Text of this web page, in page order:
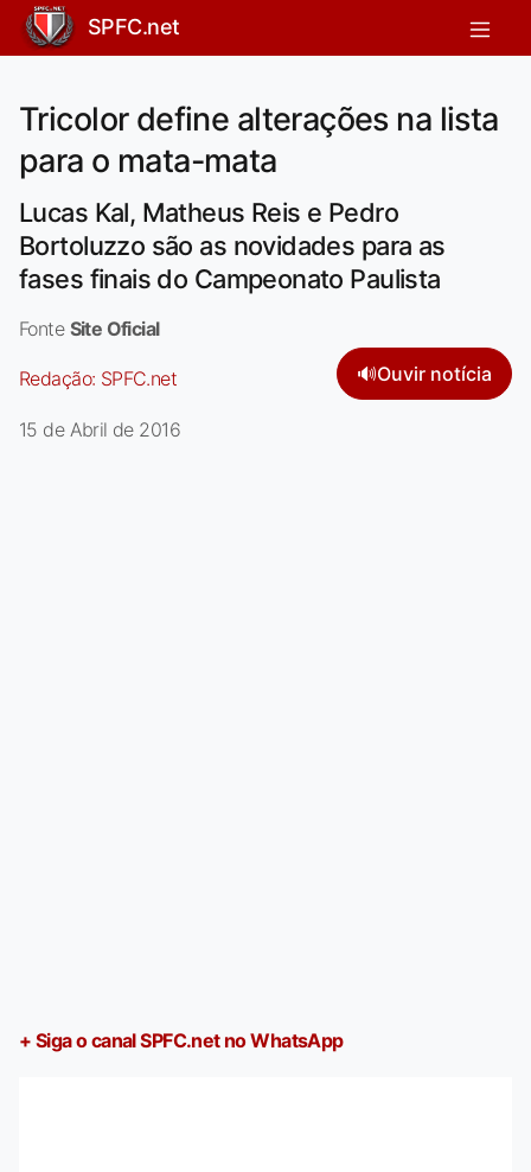
SPFC.net
Tricolor define alterações na lista
para o mata-mata
Lucas Kal, Matheus Reis e Pedro
Bortoluzzo são as novidades para as
fases finais do Campeonato Paulista
Fonte Site Oficial
Redação: SPFC.net 🔊Ouvir notícia
15 de Abril de 2016
+ Siga o canal SPFC.net no WhatsApp